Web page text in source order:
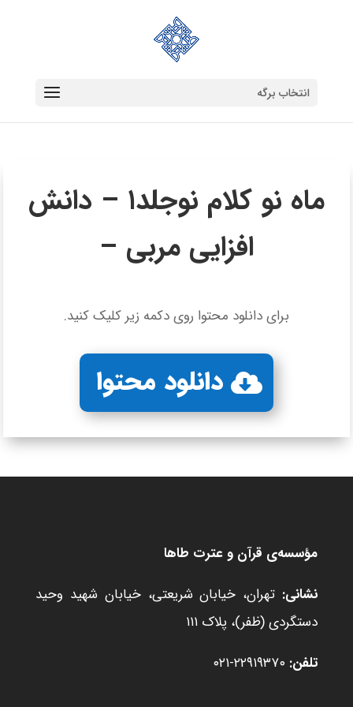
انتخاب برگه
ماه نو کلام نوجلد۱ – دانش‌
افزایی مربی –
برای دانلود محتوا روی دکمه زیر کلیک کنید.
دانلود محتوا
مؤسسه‌ی قرآن و عترت طاها
نشانی: تهران، خیابان شریعتی، خیابان شهید وحید
دستگردی (ظفر)، پلاک ۱۱۱
تلفن: